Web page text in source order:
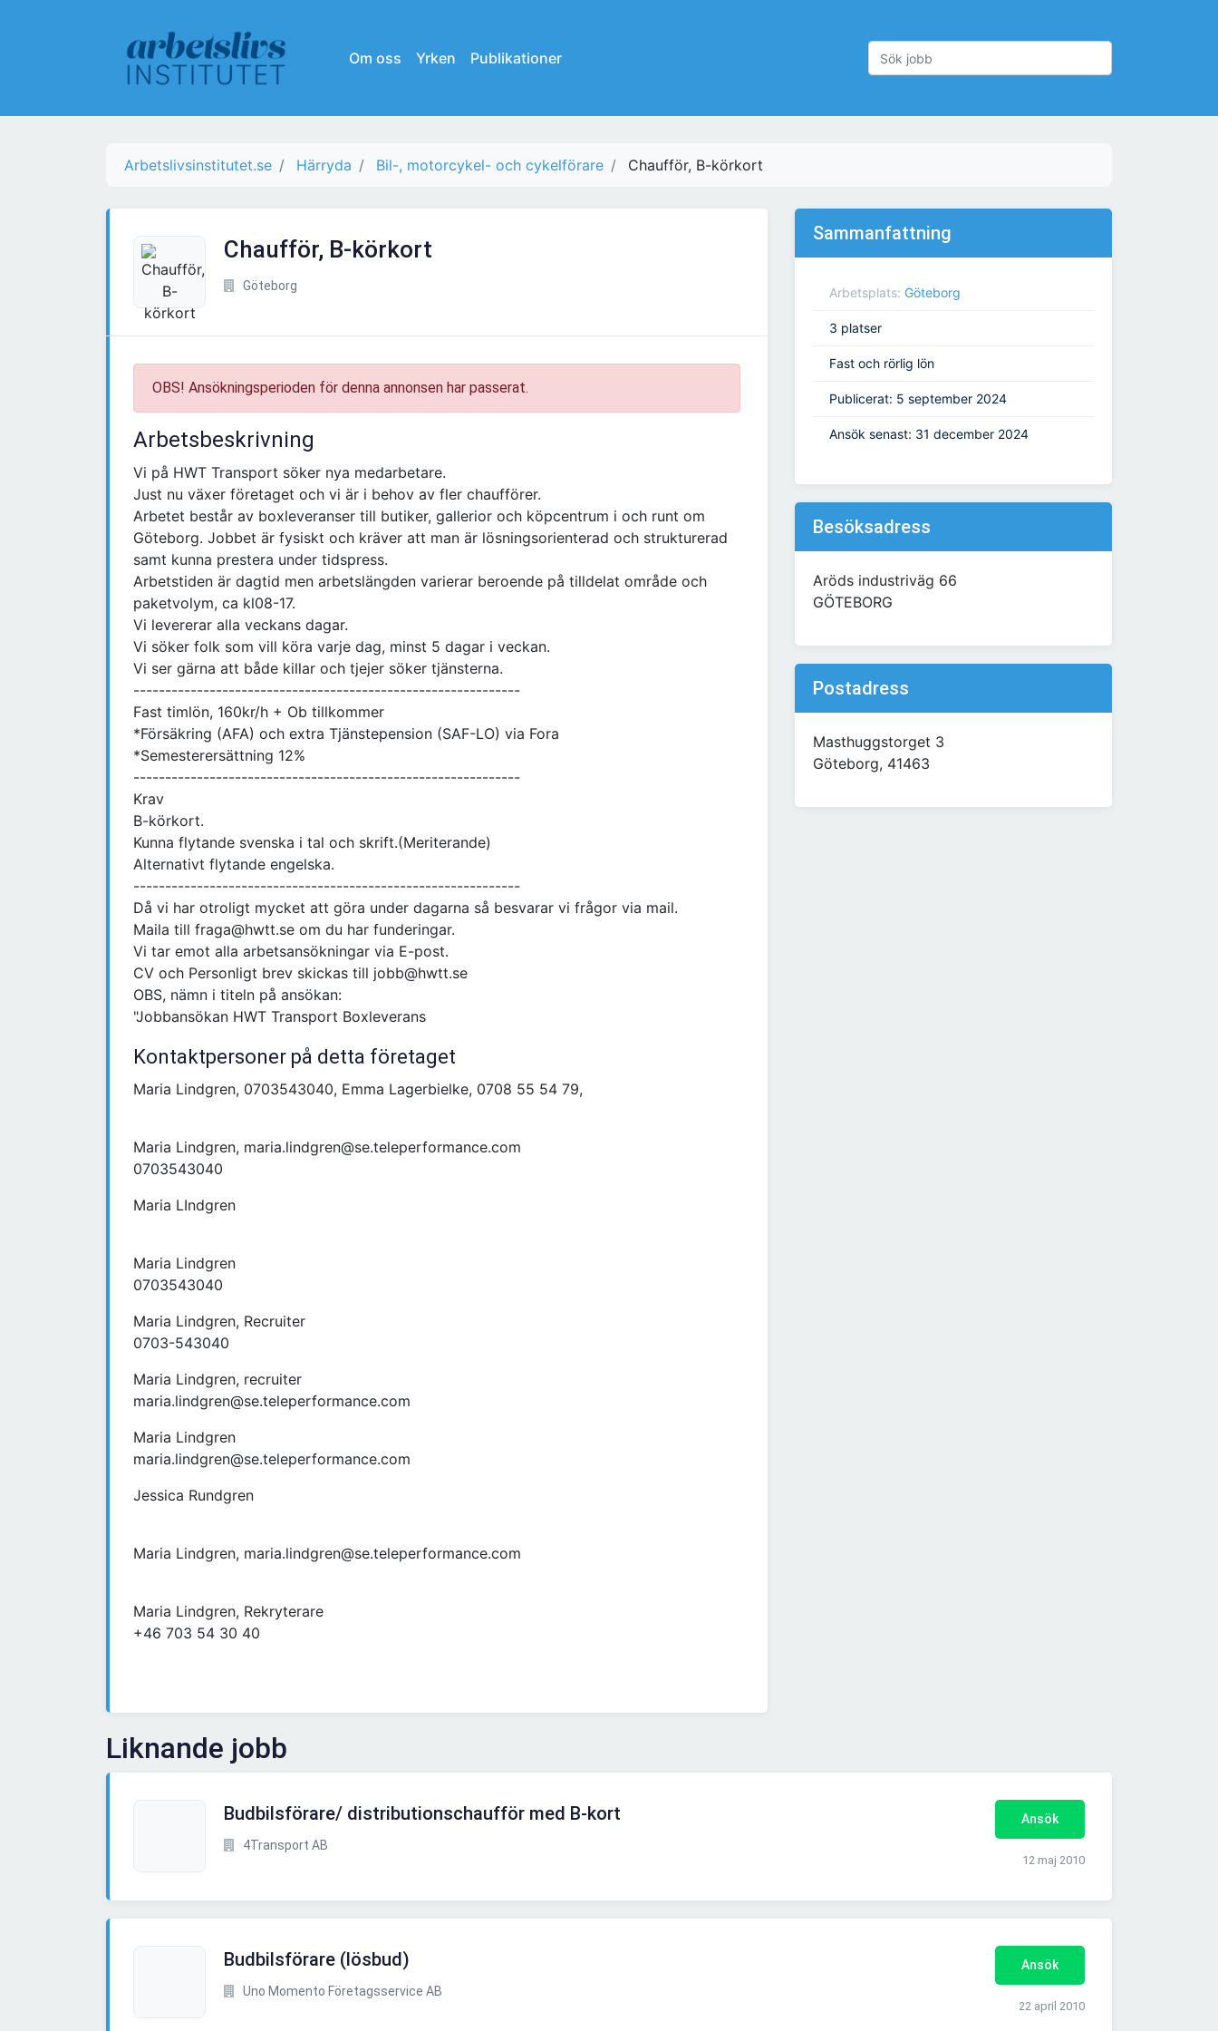
Om oss Yrken Publikationer
Arbetslivsinstitutet.se Härryda Bil-, motorcykel- och cykelförare Chaufför, B-körkort
Chaufför, B-körkort
Göteborg
OBS! Ansökningsperioden för denna annonsen har passerat.
Arbetsbeskrivning
Vi på HWT Transport söker nya medarbetare.
Just nu växer företaget och vi är i behov av fler chaufförer.
Arbetet består av boxleveranser till butiker, gallerior och köpcentrum i och runt om
Göteborg. Jobbet är fysiskt och kräver att man är lösningsorienterad och strukturerad
samt kunna prestera under tidspress.
Arbetstiden är dagtid men arbetslängden varierar beroende på tilldelat område och
paketvolym, ca kl08-17.
Vi levererar alla veckans dagar.
Vi söker folk som vill köra varje dag, minst 5 dagar i veckan.
Vi ser gärna att både killar och tjejer söker tjänsterna.
-------------------------------------------------------------
Fast timlön, 160kr/h + Ob tillkommer
*Försäkring (AFA) och extra Tjänstepension (SAF-LO) via Fora
*Semesterersättning 12%
-------------------------------------------------------------
Krav
B-körkort.
Kunna flytande svenska i tal och skrift.(Meriterande)
Alternativt flytande engelska.
-------------------------------------------------------------
Då vi har otroligt mycket att göra under dagarna så besvarar vi frågor via mail.
Maila till fraga@hwtt.se om du har funderingar.
Vi tar emot alla arbetsansökningar via E-post.
CV och Personligt brev skickas till jobb@hwtt.se
OBS, nämn i titeln på ansökan:
"Jobbansökan HWT Transport Boxleverans
Kontaktpersoner på detta företaget
Maria Lindgren, 0703543040, Emma Lagerbielke, 0708 55 54 79,
Maria Lindgren, maria.lindgren@se.teleperformance.com
0703543040
Maria LIndgren
Maria Lindgren
0703543040
Maria Lindgren, Recruiter
0703-543040
Maria Lindgren, recruiter
maria.lindgren@se.teleperformance.com
Maria Lindgren
maria.lindgren@se.teleperformance.com
Jessica Rundgren
Maria Lindgren, maria.lindgren@se.teleperformance.com
Maria Lindgren, Rekryterare
+46 703 54 30 40
Sammanfattning
Arbetsplats: Göteborg
3 platser
Fast och rörlig lön
Publicerat: 5 september 2024
Ansök senast: 31 december 2024
Besöksadress
Aröds industriväg 66
GÖTEBORG
Postadress
Masthuggstorget 3
Göteborg, 41463
Liknande jobb
Budbilsförare/ distributionschaufför med B-kort
4Transport AB
Ansök
12 maj 2010
Budbilsförare (lösbud)
Uno Momento Företagsservice AB
Ansök
22 april 2010